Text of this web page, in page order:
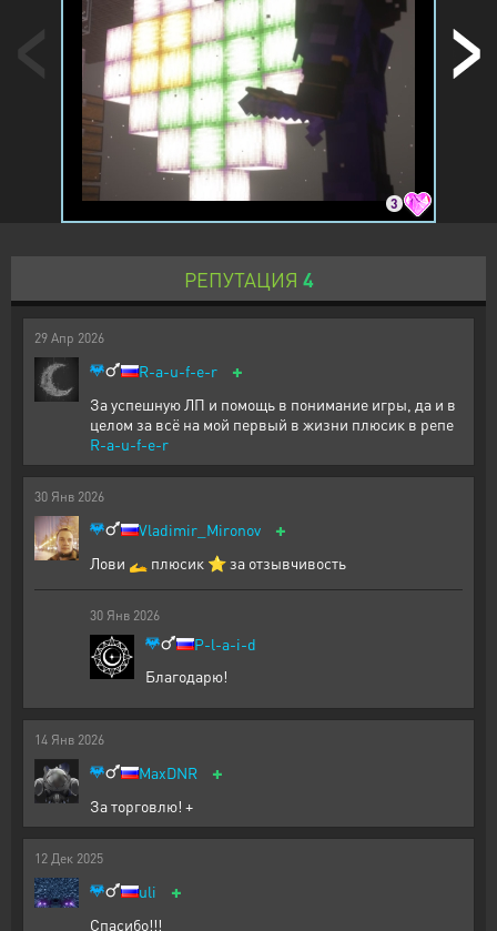
3
РЕПУТАЦИЯ 4
29 Апр 2026
R-a-u-f-e-r +
За успешную ЛП и помощь в понимание игры, да и в
целом за всё на мой первый в жизни плюсик в репе
R-a-u-f-e-r
30 Янв 2026
Vladimir_Mironov +
Лови 🫴 плюсик ⭐ за отзывчивость
30 Янв 2026
P-l-a-i-d
Благодарю!
14 Янв 2026
MaxDNR +
За торговлю! +
12 Дек 2025
uli +
Спасибо!!!